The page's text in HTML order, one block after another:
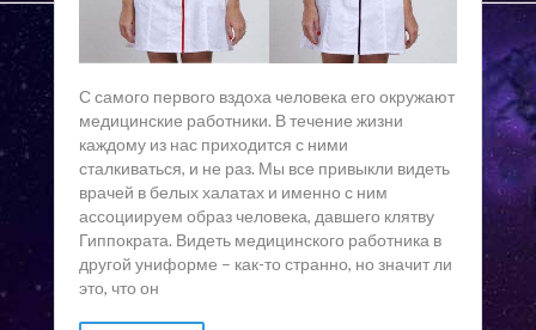
С самого первого вздоха человека его окружают
медицинские работники. В течение жизни
каждому из нас приходится с ними
сталкиваться, и не раз. Мы все привыкли видеть
врачей в белых халатах и именно с ним
ассоциируем образ человека, давшего клятву
Гиппократа. Видеть медицинского работника в
другой униформе – как-то странно, но значит ли
это, что он